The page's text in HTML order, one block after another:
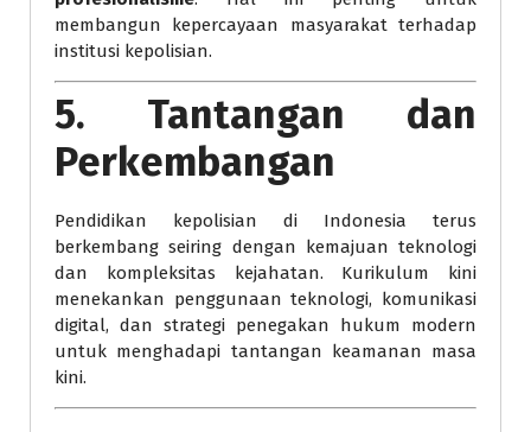
membangun kepercayaan masyarakat terhadap
institusi kepolisian.
5. Tantangan dan
Perkembangan
Pendidikan kepolisian di Indonesia terus
berkembang seiring dengan kemajuan teknologi
dan kompleksitas kejahatan. Kurikulum kini
menekankan penggunaan teknologi, komunikasi
digital, dan strategi penegakan hukum modern
untuk menghadapi tantangan keamanan masa
kini.